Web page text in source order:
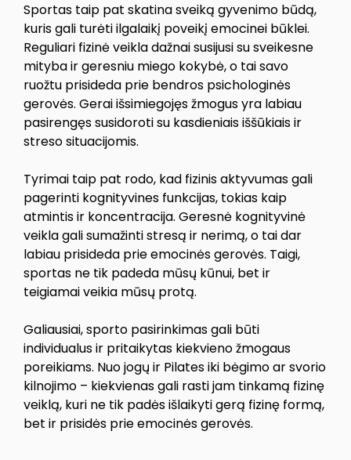
Sportas taip pat skatina sveiką gyvenimo būdą,
kuris gali turėti ilgalaikį poveikį emocinei būklei.
Reguliari fizinė veikla dažnai susijusi su sveikesne
mityba ir geresniu miego kokybė, o tai savo
ruožtu prisideda prie bendros psichologinės
gerovės. Gerai išsimiegojęs žmogus yra labiau
pasirengęs susidoroti su kasdieniais iššūkiais ir
streso situacijomis.
Tyrimai taip pat rodo, kad fizinis aktyvumas gali
pagerinti kognityvines funkcijas, tokias kaip
atmintis ir koncentracija. Geresnė kognityvinė
veikla gali sumažinti stresą ir nerimą, o tai dar
labiau prisideda prie emocinės gerovės. Taigi,
sportas ne tik padeda mūsų kūnui, bet ir
teigiamai veikia mūsų protą.
Galiausiai, sporto pasirinkimas gali būti
individualus ir pritaikytas kiekvieno žmogaus
poreikiams. Nuo jogų ir Pilates iki bėgimo ar svorio
kilnojimo – kiekvienas gali rasti jam tinkamą fizinę
veiklą, kuri ne tik padės išlaikyti gerą fizinę formą,
bet ir prisidės prie emocinės gerovės.